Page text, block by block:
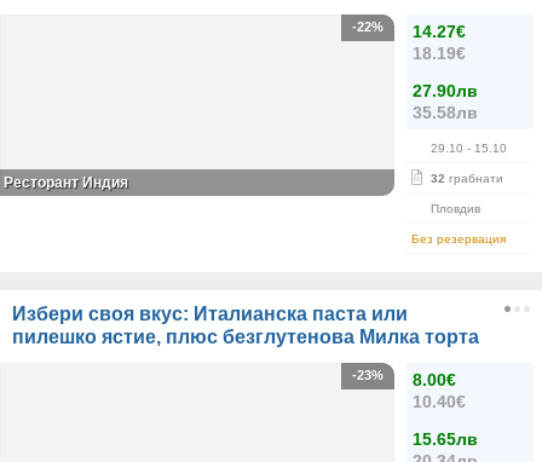
14.27€
18.19€
27.90лв
35.58лв
29.10 - 15.10
32 грабнати
Пловдив
Без резервация
-22%
Ресторант Индия
Избери своя вкус: Италианска паста или
пилешко ястие, плюс безглутенова Милка торта
8.00€
10.40€
15.65лв
-23%